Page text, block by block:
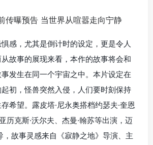
感，尤其是倒计时的设定，更是令人
故事的展现来看，本作的故事将会和
事发生在同一个宇宙之中。本片设定在
初，怪兽突然入侵，人们要时刻保持
希望。露皮塔·尼永奥搭档约瑟夫·奎恩
历克斯·沃尔夫、杰曼·翰苏等出演，迈
，故事灵感来自《寂静之地》导演、主